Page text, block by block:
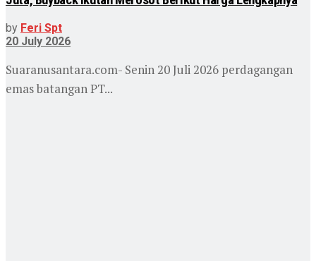
by Feri Spt
20 July 2026
Suaranusantara.com- Senin 20 Juli 2026 perdagangan
emas batangan PT...